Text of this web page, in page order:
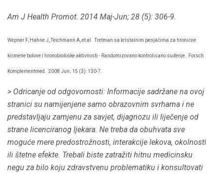
Am J Health Promot. 2014 Maj-Jun; 28 (5): 306-9.
Wepner F, Hahne J, Teichmann A, et al. Tretman sa kristalnim penjačima za hronične
kičmene bolove i hronobiološke aktivnosti - Randomizovano kontrolisano suđenje. Forsch
Komplementmed. 2008 Jun; 15 (3): 130-7.
> Odricanje od odgovornosti: Informacije sadržane na ovoj
stranici su namijenjene samo obrazovnim svrhama i ne
predstavljaju zamjenu za savjet, dijagnozu ili liječenje od
strane licenciranog ljekara. Ne treba da obuhvata sve
moguće mere predostrožnosti, interakcije lekova, okolnosti
ili štetne efekte. Trebali biste zatražiti hitnu medicinsku
negu za bilo koju zdravstvenu problematiku i konsultovati